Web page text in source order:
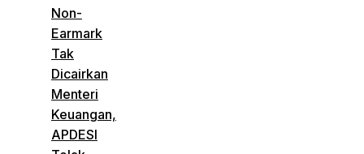
Non-
Earmark
Tak
Dicairkan
Menteri
Keuangan,
APDESI